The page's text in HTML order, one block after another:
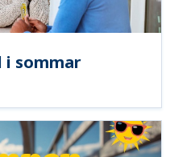
i sommar